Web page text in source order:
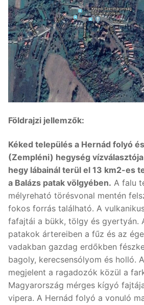
Földrajzi jellemzők:
Kéked település a Hernád folyó
(Zempléni) hegység
hegy lábainál terül el 13 km2-es
a Balázs patak völgyében. A falu
mélyreható törésvonal mentén
fokos forrás található. A
fafajtái a bükk, tölgy és gyertyán.
patakok ártereiben a fűz és az
vadakban gazdag erdőkben
bagoly, kerecsensólyom és holló.
megjelent a ragadozók közül a
Magyarország mérges kígyó
vipera. A Hernád folyó a vonuló